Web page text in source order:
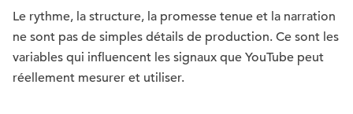
Le rythme, la structure, la promesse tenue et la narration
ne sont pas de simples détails de production. Ce sont les
variables qui influencent les signaux que YouTube peut
réellement mesurer et utiliser.